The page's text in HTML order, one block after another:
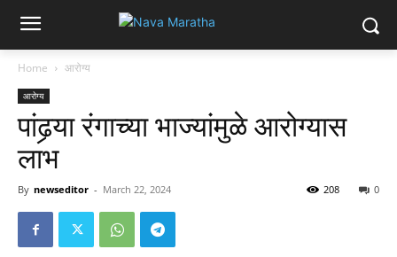
Home आरोग्य
आरोग्य
पांढर्‍या रंगाच्या भाज्यांमुळे आरोग्यास
लाभ
By newseditor - March 22, 2024 0
208